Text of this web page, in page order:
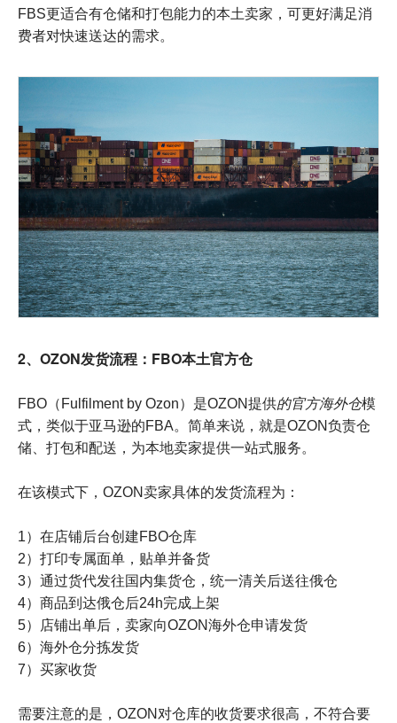
FBS更适合有仓储和打包能力的本土卖家，可更好满足消
费者对快速送达的需求。
2、OZON发货流程：FBO本土官方仓
FBO（Fulfilment by Ozon）是OZON提供的官方海外仓模
式，类似于亚马逊的FBA。简单来说，就是OZON负责仓
储、打包和配送，为本地卖家提供一站式服务。
在该模式下，OZON卖家具体的发货流程为：
1）在店铺后台创建FBO仓库
2）打印专属面单，贴单并备货
3）通过货代发往国内集货仓，统一清关后送往俄仓
4）商品到达俄仓后24h完成上架
5）店铺出单后，卖家向OZON海外仓申请发货
6）海外仓分拣发货
7）买家收货
需要注意的是，OZON对仓库的收货要求很高，不符合要